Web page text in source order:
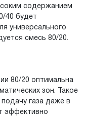
содержанием
40 будет
универсального
смесь 80/20.
80/20 оптимальна
зон. Такое
газа даже в
эффективно